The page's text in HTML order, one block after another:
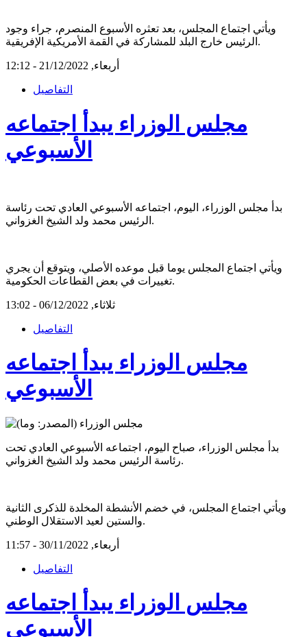
ويأتي اجتماع المجلس، بعد تعثره الأسبوع المنصرم، جراء وجود
الرئيس خارج البلد للمشاركة في القمة الأمريكية الإفريقية.
أربعاء, 21/12/2022 - 12:12
التفاصيل
مجلس الوزراء يبدأ اجتماعه
الأسبوعي
بدأ مجلس الوزراء، اليوم، اجتماعه الأسبوعي العادي تحت رئاسة
الرئيس محمد ولد الشيخ الغزواني.
ويأتي اجتماع المجلس يوما قبل موعده الأصلي، ويتوقع أن يجري
تغييرات في بعض القطاعات الحكومية.
ثلاثاء, 06/12/2022 - 13:02
التفاصيل
مجلس الوزراء يبدأ اجتماعه
الأسبوعي
بدأ مجلس الوزراء، صباح اليوم، اجتماعه الأسبوعي العادي تحت
رئاسة الرئيس محمد ولد الشيخ الغزواني.
ويأتي اجتماع المجلس، في خضم الأنشطة المخلدة للذكرى الثانية
والستين لعيد الاستقلال الوطني.
أربعاء, 30/11/2022 - 11:57
التفاصيل
مجلس الوزراء يبدأ اجتماعه
الأسبوعي